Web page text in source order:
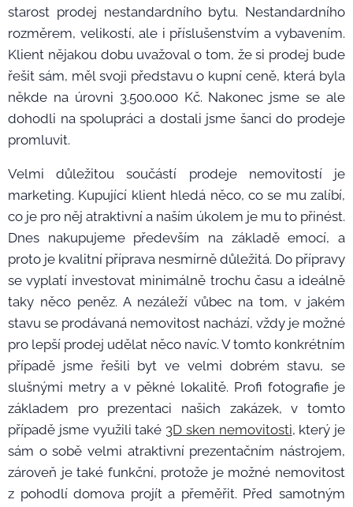
starost prodej nestandardního bytu. Nestandardního
rozměrem, velikostí, ale i příslušenstvím a vybavením.
Klient nějakou dobu uvažoval o tom, že si prodej bude
řešit sám, měl svoji představu o kupní ceně, která byla
někde na úrovni 3.500.000 Kč. Nakonec jsme se ale
dohodli na spolupráci a dostali jsme šanci do prodeje
promluvit.
Velmi důležitou součástí prodeje nemovitostí je
marketing. Kupující klient hledá něco, co se mu zalíbí,
co je pro něj atraktivní a naším úkolem je mu to přinést.
Dnes nakupujeme především na základě emocí, a
proto je kvalitní příprava nesmírně důležitá. Do přípravy
se vyplatí investovat minimálně trochu času a ideálně
taky něco peněz. A nezáleží vůbec na tom, v jakém
stavu se prodávaná nemovitost nachází, vždy je možné
pro lepší prodej udělat něco navíc. V tomto konkrétním
případě jsme řešili byt ve velmi dobrém stavu, se
slušnými metry a v pěkné lokalitě. Profi fotografie je
základem pro prezentaci našich zakázek, v tomto
případě jsme využili také 3D sken nemovitosti, který je
sám o sobě velmi atraktivní prezentačním nástrojem,
zároveň je také funkční, protože je možné nemovitost
z pohodlí domova projít a přeměřit. Před samotným